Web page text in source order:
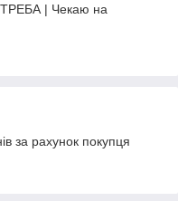
ТРЕБА | Чекаю на
за рахунок покупця